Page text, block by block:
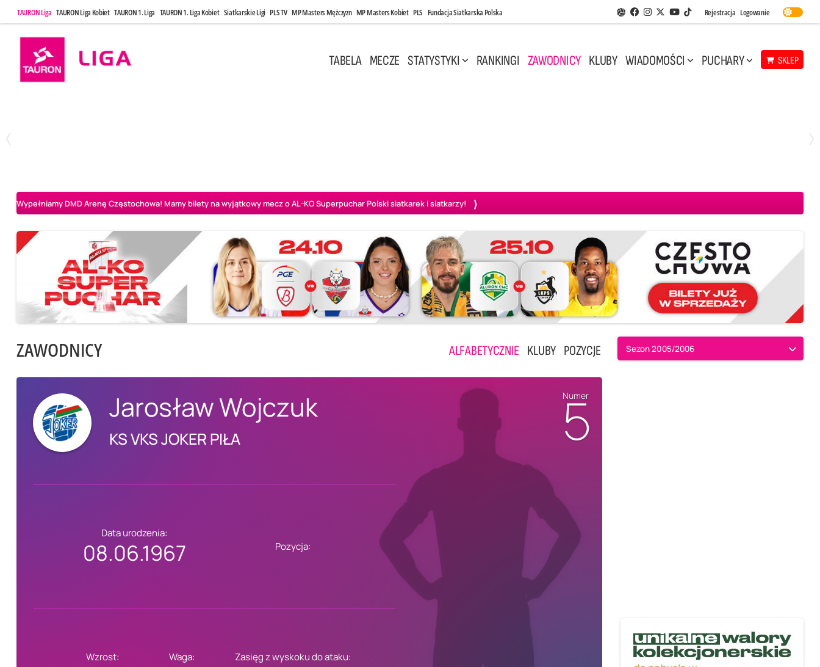
TAURON Liga TAURON Liga Kobiet TAURON 1. Liga TAURON 1. Liga Kobiet Siatkarskie Ligi PLS TV MP Masters Mężczyzn MP Masters Kobiet PLS Fundacja Siatkarska Polska Aplikacja Siatkarskie Ligi
Facebook
Instagram
Twitter
Youtube
TikTok
Rejestracja Logowanie
TABELA MECZE STATYSTYKI RANKINGI ZAWODNICY KLUBY WIADOMOŚCI PUCHARY SKLEP
Wypełniamy DMD Arenę Częstochowa! Mamy bilety na wyjątkowy mecz o AL-KO Superpuchar Polski siatkarek i siatkarzy!
ZAWODNICY ALFABETYCZNIE KLUBY POZYCJE Sezon 2005/2006
Jarosław Wojczuk
KS VKS JOKER PIŁA
Data urodzenia:
08.06.1967 Pozycja:
Wzrost: Waga: Zasięg z wyskoku do ataku:
Numer
5